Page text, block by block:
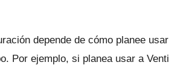
depende de cómo planee usar
Por ejemplo, si planea usar a Venti